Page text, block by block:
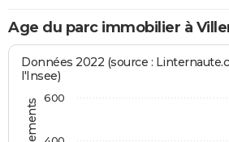
Age du parc immobilier à
Données 2022 (source :
l'Insee)
600